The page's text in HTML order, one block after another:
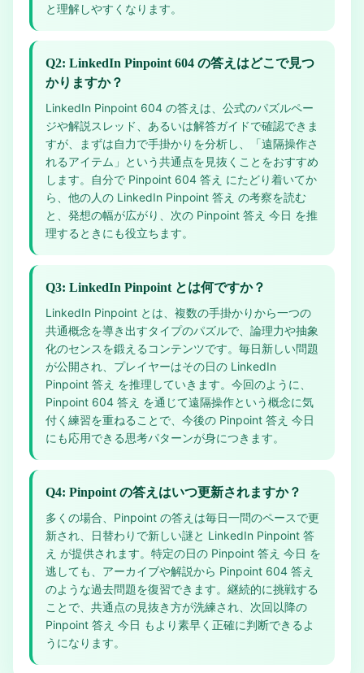
と理解しやすくなります。
Q2: LinkedIn Pinpoint 604 の答えはどこで見つ
かりますか？
LinkedIn Pinpoint 604 の答えは、公式のパズルペー
ジや解説スレッド、あるいは解答ガイドで確認できま
すが、まずは自力で手掛かりを分析し、「遠隔操作さ
れるアイテム」という共通点を見抜くことをおすすめ
します。自分で Pinpoint 604 答え にたどり着いてか
ら、他の人の LinkedIn Pinpoint 答え の考察を読む
と、発想の幅が広がり、次の Pinpoint 答え 今日 を推
理するときにも役立ちます。
Q3: LinkedIn Pinpoint とは何ですか？
LinkedIn Pinpoint とは、複数の手掛かりから一つの
共通概念を導き出すタイプのパズルで、論理力や抽象
化のセンスを鍛えるコンテンツです。毎日新しい問題
が公開され、プレイヤーはその日の LinkedIn
Pinpoint 答え を推理していきます。今回のように、
Pinpoint 604 答え を通じて遠隔操作という概念に気
付く練習を重ねることで、今後の Pinpoint 答え 今日
にも応用できる思考パターンが身につきます。
Q4: Pinpoint の答えはいつ更新されますか？
多くの場合、Pinpoint の答えは毎日一問のペースで更
新され、日替わりで新しい謎と LinkedIn Pinpoint 答
え が提供されます。特定の日の Pinpoint 答え 今日 を
逃しても、アーカイブや解説から Pinpoint 604 答え
のような過去問題を復習できます。継続的に挑戦する
ことで、共通点の見抜き方が洗練され、次回以降の
Pinpoint 答え 今日 もより素早く正確に判断できるよ
うになります。